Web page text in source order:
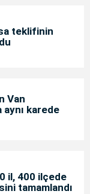
teklifinin
Van
aynı karede
il, 400 ilçede
tamamlandı